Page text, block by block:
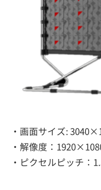
・画面サイズ:
・解像度：
・ピクセルピッチ：